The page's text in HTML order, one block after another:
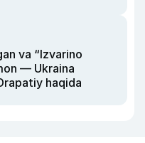
va “Izvarino
— Ukraina
haqida